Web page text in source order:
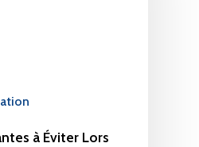
à Éviter Lors